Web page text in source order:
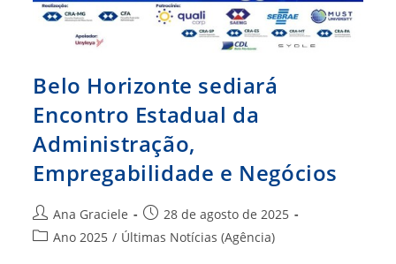
Belo Horizonte sediará
Encontro Estadual da
Administração,
Empregabilidade e Negócios
Autor
do
Ana Graciele
Post
publicado:
28 de agosto de 2025
Categoria
Ano 2025 / Últimas Notícias (Agência)